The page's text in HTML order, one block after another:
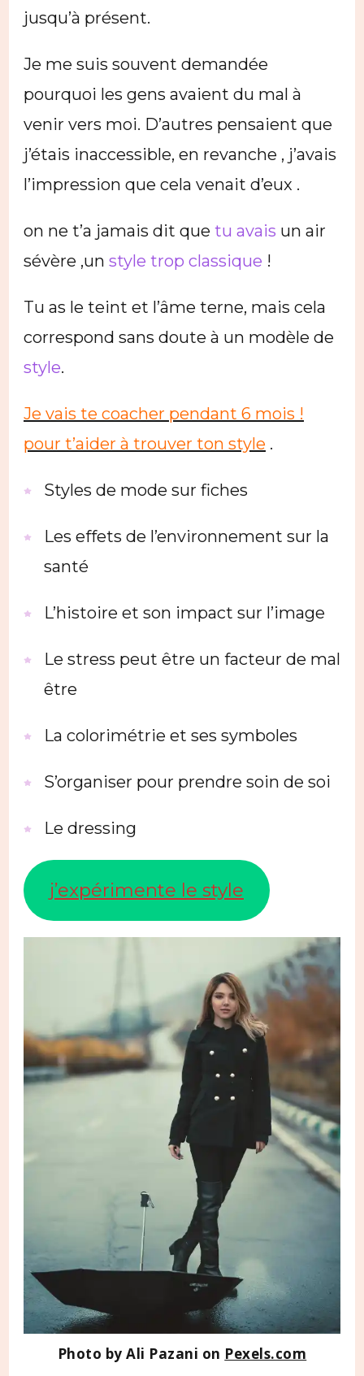
jusqu’à présent.
Je me suis souvent demandée
pourquoi les gens avaient du mal à
venir vers moi. D’autres pensaient que
j’étais inaccessible, en revanche , j’avais
l’impression que cela venait d’eux .
on ne t’a jamais dit que tu avais un air
sévère ,un style trop classique !
Tu as le teint et l’âme terne, mais cela
correspond sans doute à un modèle de
style.
Je vais te coacher pendant 6 mois !
pour t’aider à trouver ton style .
Styles de mode sur fiches
Les effets de l’environnement sur la
santé
L’histoire et son impact sur l’image
Le stress peut être un facteur de mal
être
La colorimétrie et ses symboles
S’organiser pour prendre soin de soi
Le dressing
j’expérimente le style
Photo by Ali Pazani on Pexels.com